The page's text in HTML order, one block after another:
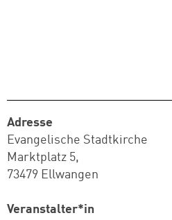
Adresse
Evangelische Stadtkirche
Marktplatz 5,
73479 Ellwangen
Veranstalter*in